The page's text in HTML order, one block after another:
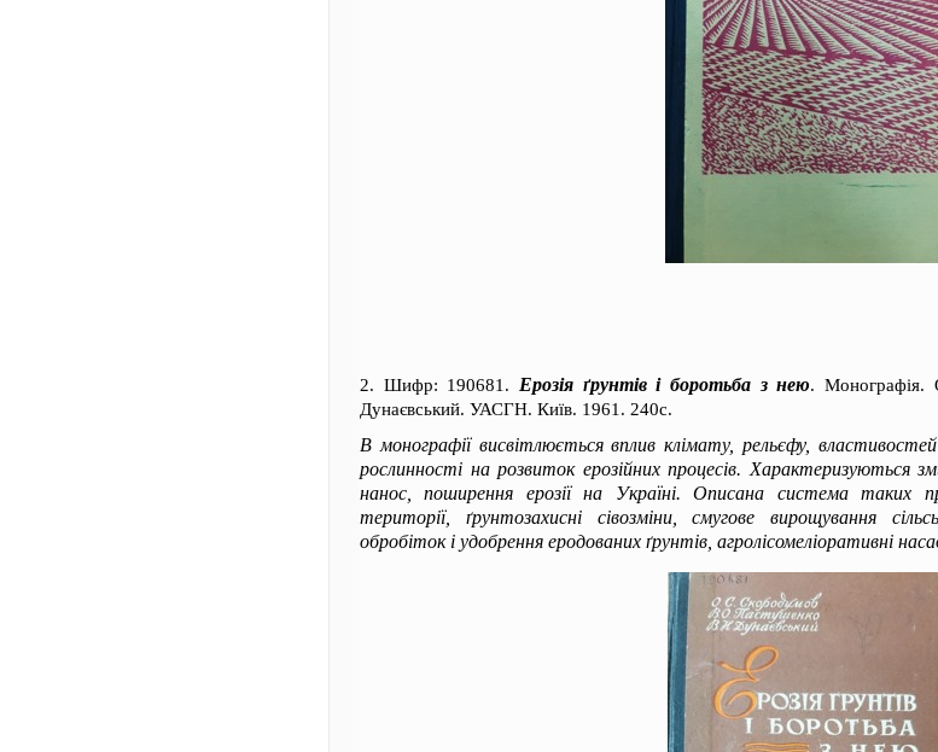
2. Шифр: 190681. Ерозія ґрунтів і боротьба з нею. Монографія.
Дунаєвський. УАСГН. Київ. 1961. 240с.
В монографії висвітлюється вплив клімату, рельєфу,
рослинності на розвиток ерозійних процесів.
нанос, поширення ерозії на Україні. Описана система таких
території, ґрунтозахисні сівозміни, смугове вирощування
обробіток і удобрення еродованих ґрунтів, агролісомеліоративні